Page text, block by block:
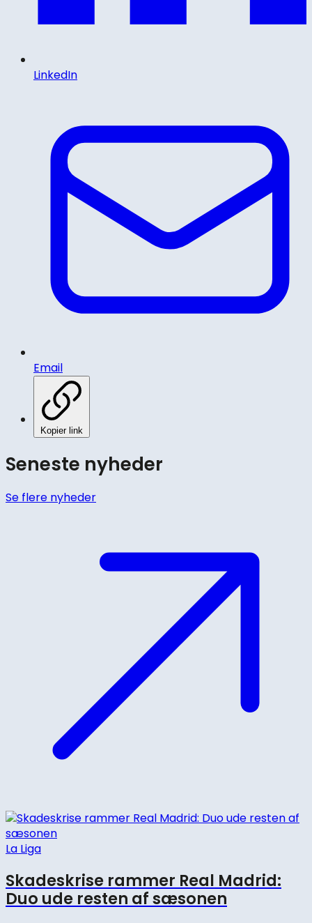
LinkedIn
Email
Kopier link
Seneste nyheder
Se flere nyheder
La Liga
Skadeskrise rammer Real Madrid:
Duo ude resten af sæsonen